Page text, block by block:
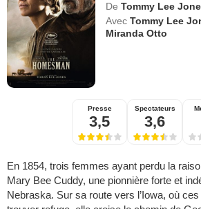
De Tommy Lee
Avec Tommy Lee
Miranda Otto
Presse
3,5
Spectateurs
3,6
En 1854, trois femmes ayant perdu la
Mary Bee Cuddy, une pionnière forte et
Nebraska. Sur sa route vers l’Iowa, où